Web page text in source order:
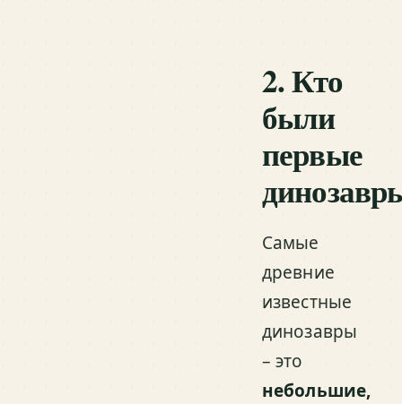
2. Кто
были
первые
Самые
древние
известные
динозавры
– это
небольшие,